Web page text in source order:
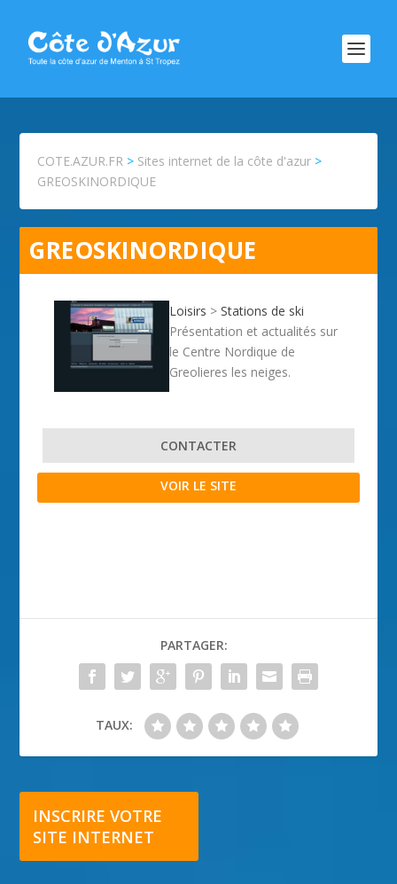
COTE.AZUR.FR > Sites internet de la côte d'azur >
GREOSKINORDIQUE
GREOSKINORDIQUE
Loisirs >Stations de ski
Présentation et actualités sur
le Centre Nordique de
Greolieres les neiges.
CONTACTER
VOIR LE SITE
PARTAGER:
TAUX:
INSCRIRE VOTRE
SITE INTERNET